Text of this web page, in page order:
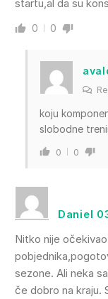
startu,al da su
0 0
koju
slobodne
0 0
Daniel
Nitko nije
sezone. Ali neka
če dobro na kraju.